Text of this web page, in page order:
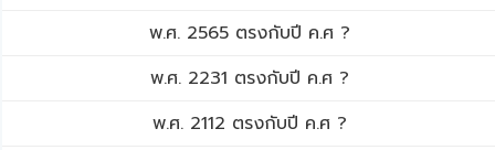
พ.ศ. 2565 ตรงกับปี ค.ศ ?
พ.ศ. 2231 ตรงกับปี ค.ศ ?
พ.ศ. 2112 ตรงกับปี ค.ศ ?